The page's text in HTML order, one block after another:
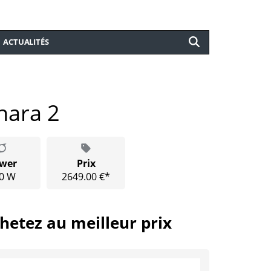
ACTUALITÉS
2
W
Prix
2649.00 €*
au meilleur prix